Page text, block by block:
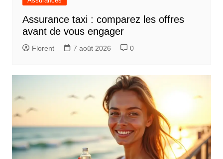
Assurance taxi : comparez les offres
avant de vous engager
Florent 7 août 2026 0